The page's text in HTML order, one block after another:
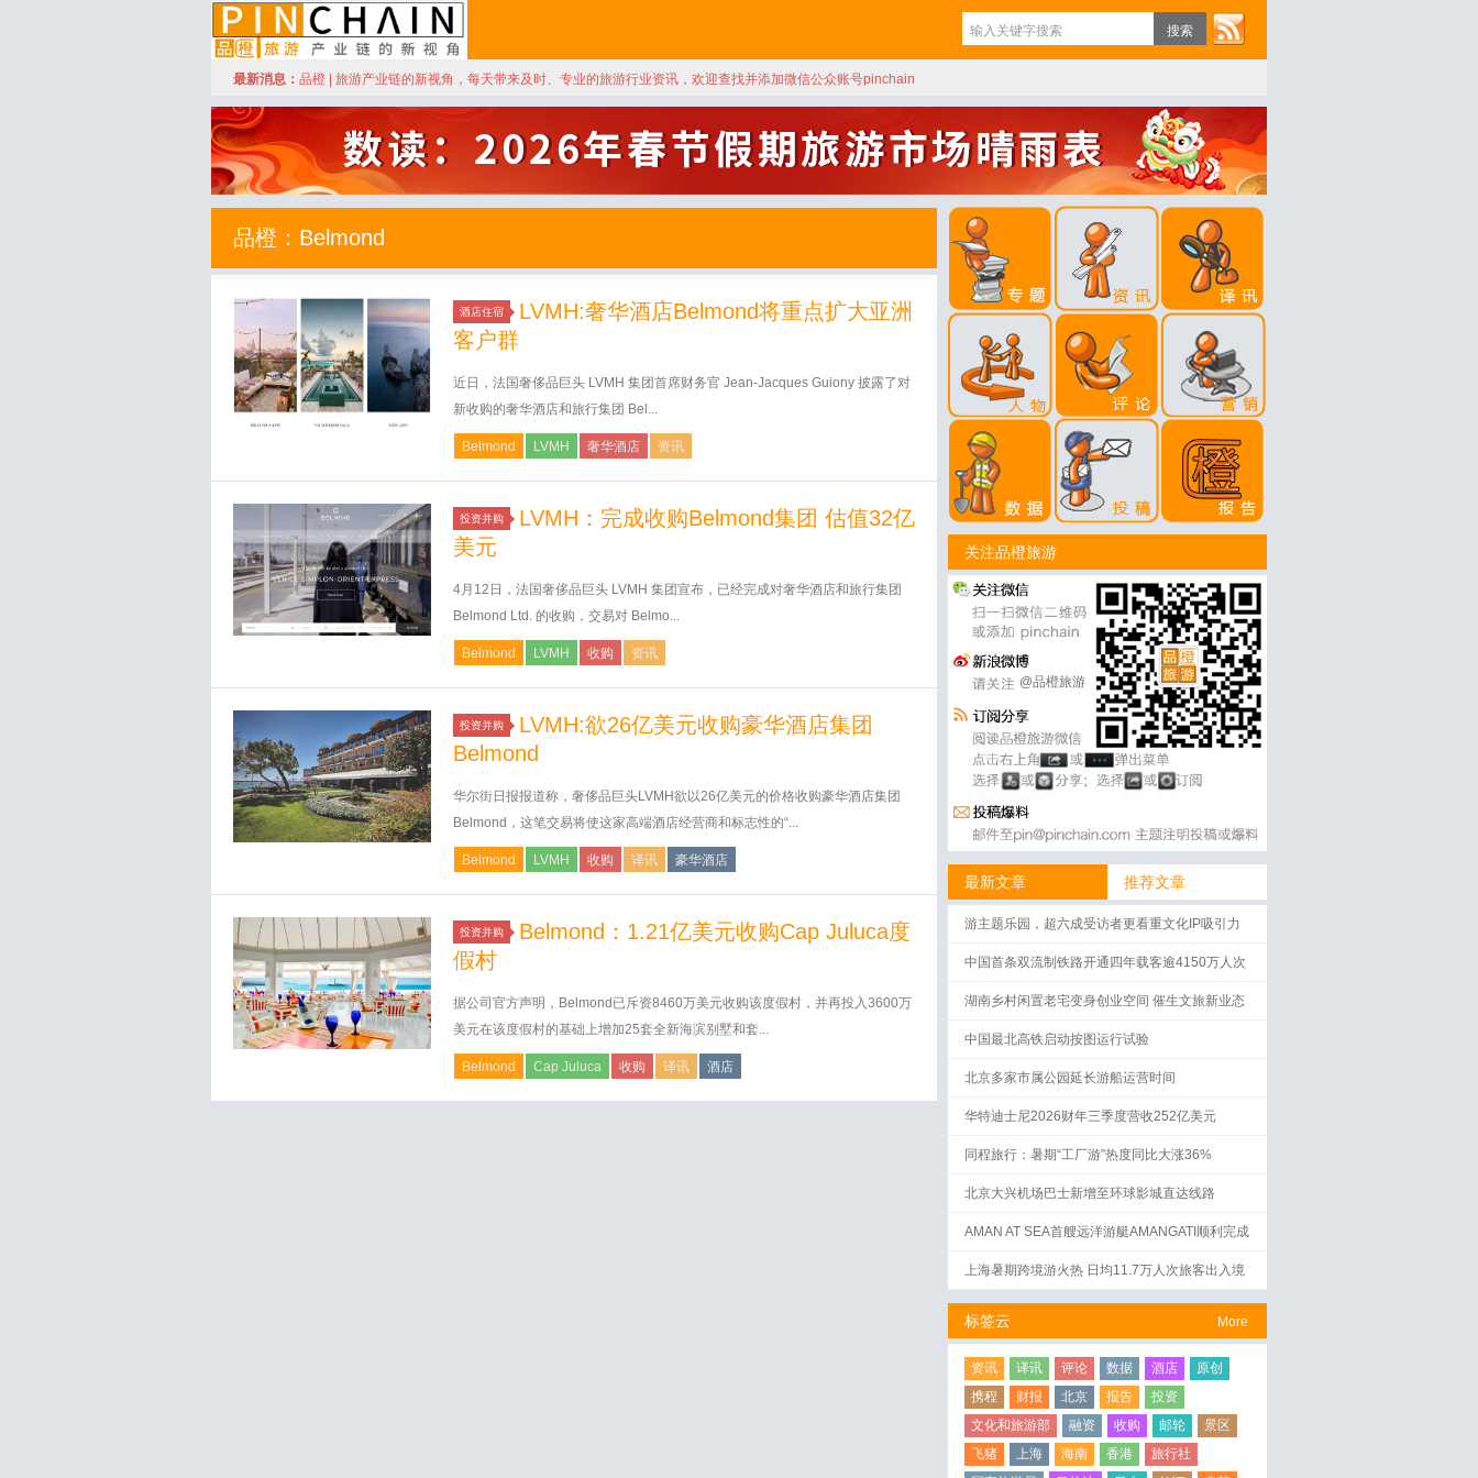
品橙旅游
最新消息： 品橙 | 旅游产业链的新视角，每天带来及时、专业的旅游行业资讯，欢迎查找并添加微信公众账号pinchain
品橙：Belmond
酒店住宿
LVMH:奢华酒店Belmond将重点扩大亚洲
客户群
近日，法国奢侈品巨头 LVMH 集团首席财务官 Jean-Jacques Guiony 披露了对
新收购的奢华酒店和旅行集团 Bel...
Belmond LVMH 奢华酒店 资讯
投资并购
LVMH：完成收购Belmond集团 估值32亿
美元
4月12日，法国奢侈品巨头 LVMH 集团宣布，已经完成对奢华酒店和旅行集团
Belmond Ltd. 的收购，交易对 Belmo...
Belmond LVMH 收购 资讯
投资并购
LVMH:欲26亿美元收购豪华酒店集团
Belmond
华尔街日报报道称，奢侈品巨头LVMH欲以26亿美元的价格收购豪华酒店集团
Belmond，这笔交易将使这家高端酒店经营商和标志性的“...
Belmond LVMH 收购 译讯 豪华酒店
投资并购
Belmond：1.21亿美元收购Cap Juluca度
假村
据公司官方声明，Belmond已斥资8460万美元收购该度假村，并再投入3600万
美元在该度假村的基础上增加25套全新海滨别墅和套...
Belmond Cap Juluca 收购 译讯 酒店
关注品橙旅游
@品橙旅游
最新文章 推荐文章
游主题乐园，超六成受访者更看重文化IP吸引力
中国首条双流制铁路开通四年载客逾4150万人次
湖南乡村闲置老宅变身创业空间 催生文旅新业态
中国最北高铁启动按图运行试验
北京多家市属公园延长游船运营时间
华特迪士尼2026财年三季度营收252亿美元
同程旅行：暑期“工厂游”热度同比大涨36%
北京大兴机场巴士新增至环球影城直达线路
AMAN AT SEA首艘远洋游艇AMANGATI顺利完成
上海暑期跨境游火热 日均11.7万人次旅客出入境
More
标签云
资讯 译讯 评论 数据 酒店
原创
携程
财报 北京 报告
投资
文化和旅游部
融资 收购 邮轮
景区
飞猪
上海 海南 香港
旅行社